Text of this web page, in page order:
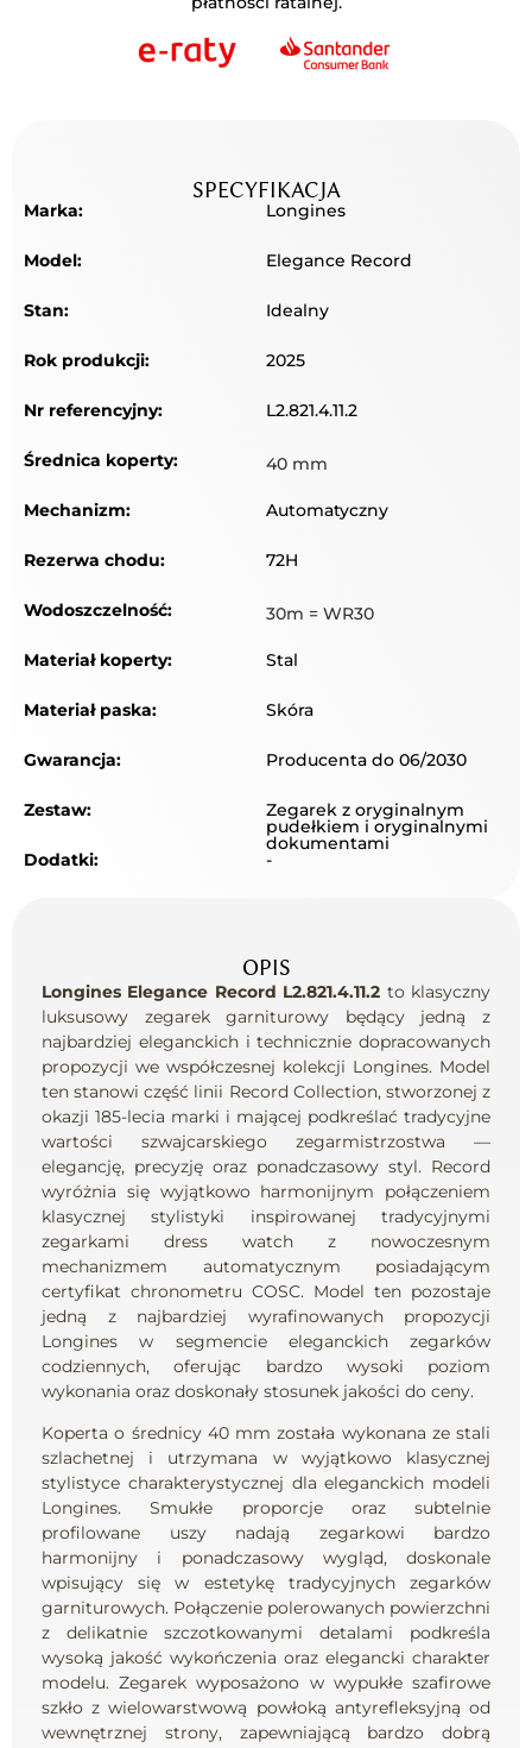
SPECYFIKACJA
Marka: Longines
Model: Elegance Record
Stan: Idealny
Rok produkcji: 2025
Nr referencyjny: L2.821.4.11.2
Średnica koperty: 40 mm
Mechanizm: Automatyczny
Rezerwa chodu: 72H
Wodoszczelność: 30m = WR30
Materiał koperty: Stal
Materiał paska: Skóra
Gwarancja: Producenta do 06/2030
Zestaw: Zegarek z oryginalnym
pudełkiem i oryginalnymi
dokumentami
Dodatki: -
OPIS
Longines Elegance Record L2.821.4.11.2 to klasyczny
luksusowy zegarek garniturowy będący jedną z
najbardziej eleganckich i technicznie dopracowanych
propozycji we współczesnej kolekcji Longines. Model
ten stanowi część linii Record Collection, stworzonej z
okazji 185-lecia marki i mającej podkreślać tradycyjne
wartości szwajcarskiego zegarmistrzostwa —
elegancję, precyzję oraz ponadczasowy styl. Record
wyróżnia się wyjątkowo harmonijnym połączeniem
klasycznej stylistyki inspirowanej tradycyjnymi
zegarkami dress watch z nowoczesnym
mechanizmem automatycznym posiadającym
certyfikat chronometru COSC. Model ten pozostaje
jedną z najbardziej wyrafinowanych propozycji
Longines w segmencie eleganckich zegarków
codziennych, oferując bardzo wysoki poziom
wykonania oraz doskonały stosunek jakości do ceny.
Koperta o średnicy 40 mm została wykonana ze stali
szlachetnej i utrzymana w wyjątkowo klasycznej
stylistyce charakterystycznej dla eleganckich modeli
Longines. Smukłe proporcje oraz subtelnie
profilowane uszy nadają zegarkowi bardzo
harmonijny i ponadczasowy wygląd, doskonale
wpisujący się w estetykę tradycyjnych zegarków
garniturowych. Połączenie polerowanych powierzchni
z delikatnie szczotkowanymi detalami podkreśla
wysoką jakość wykończenia oraz elegancki charakter
modelu. Zegarek wyposażono w wypukłe szafirowe
szkło z wielowarstwową powłoką antyrefleksyjną od
wewnętrznej strony, zapewniającą bardzo dobrą